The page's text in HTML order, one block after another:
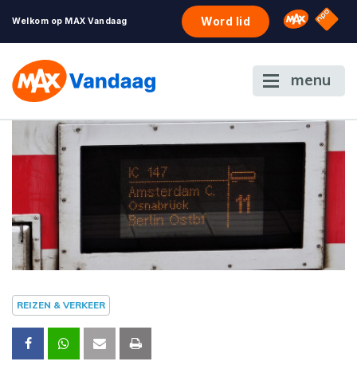
Welkom op MAX Vandaag Word lid Omroep
NPO
menu
REIZEN & VERKEER